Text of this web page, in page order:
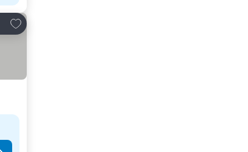
Dodati u favorite